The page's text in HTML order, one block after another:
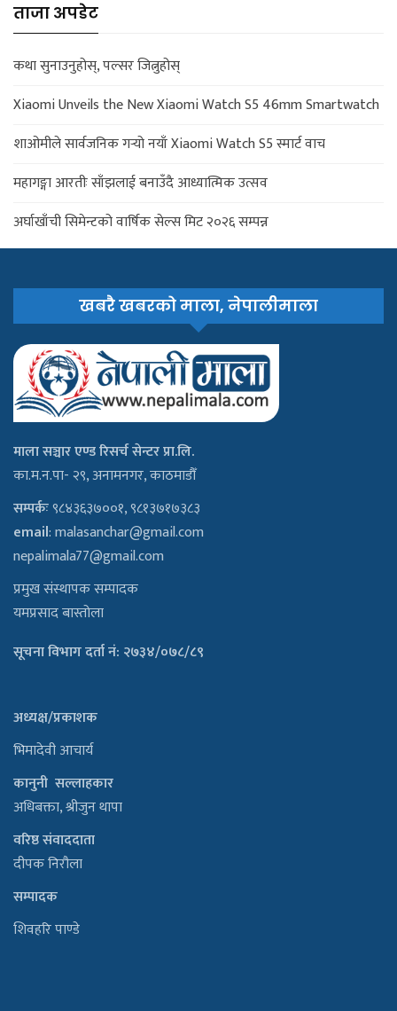
ताजा अपडेट
कथा सुनाउनुहोस्, पल्सर जित्नुहोस्
Xiaomi Unveils the New Xiaomi Watch S5 46mm Smartwatch
शाओमीले सार्वजनिक गर्‍यो नयाँ Xiaomi Watch S5 स्मार्ट वाच
महागङ्गा आरतीः साँझलाई बनाउँदै आध्यात्मिक उत्सव
अर्घाखाँची सिमेन्टको वार्षिक सेल्स मिट २०२६ सम्पन्न
खबरै खबरको माला, नेपालीमाला
माला सञ्चार एण्ड रिसर्च सेन्टर प्रा.लि.
का.म.न.पा- २९, अनामनगर, काठमाडौँ
सम्पर्कः९८४३६३७००१, ९८१३७१७३८३
email:malasanchar@gmail.com
nepalimala77@gmail.com
प्रमुख संस्थापक सम्पादक
यमप्रसाद बास्तोला
सूचना विभाग दर्ता नं: २७३४/०७८/८९
अध्यक्ष/प्रकाशक
भिमादेवी आचार्य
कानुनी सल्लाहकार
अधिबक्ता, श्रीजुन थापा
वरिष्ठ संवाददाता
दीपक निरौला
सम्पादक
शिवहरि पाण्डे